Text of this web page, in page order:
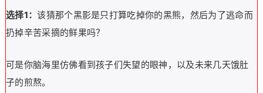
选择1：该猜那个黑影是只打算吃掉你的黑熊，然后为了逃命而
扔掉辛苦采摘的鲜果吗？
可是你脑海里仿佛看到孩子们失望的眼神，以及未来几天饿肚
子的煎熬。